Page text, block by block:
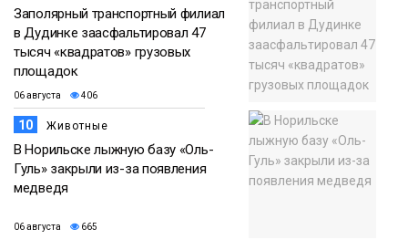
Заполярный транспортный филиал
в Дудинке заасфальтировал 47
тысяч «квадратов» грузовых
площадок
06 августа 406
10 Животные
В Норильске лыжную базу «Оль-
Гуль» закрыли из-за появления
медведя
06 августа 665